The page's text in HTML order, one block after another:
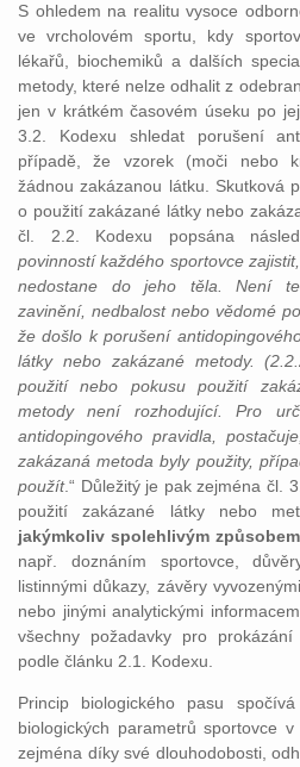
S ohledem na realitu vysoce
ve vrcholovém sportu, kdy
lékařů, biochemiků a dalších
metody, které nelze odhalit z
jen v krátkém časovém úseku po
3.2. Kodexu shledat porušení
případě, že vzorek (moči nebo
žádnou zakázanou látku. Skutková
o použití zakázané látky nebo
čl. 2.2. Kodexu popsána
povinností každého sportovce
nedostane do jeho těla. Není
zavinění, nedbalost nebo vědomé
že došlo k porušení
látky nebo zakázané metody.
použití nebo pokusu použití
metody není rozhodující. Pro
antidopingového pravidla,
zakázaná metoda byly použity,
použít.“ Důležitý je pak zejména čl.
použití zakázané látky nebo
jakýmkoliv spolehlivým způsobem
např. doznáním sportovce,
listinnými důkazy, závěry
nebo jinými analytickými
všechny požadavky pro
podle článku 2.1. Kodexu.
Princip biologického pasu
biologických parametrů sportovce
zejména díky své dlouhodobosti,